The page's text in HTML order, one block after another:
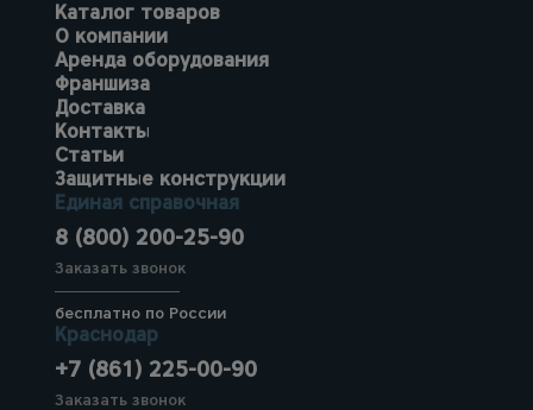
Каталог товаров
О компании
Аренда оборудования
Франшиза
Доставка
Контакты
Статьи
Защитные конструкции
Единая справочная
8 (800) 200-25-90
Заказать звонок
бесплатно по России
Краснодар
+7 (861) 225-00-90
Заказать звонок